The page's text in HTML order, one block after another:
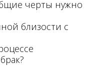
черты нужно
близости с